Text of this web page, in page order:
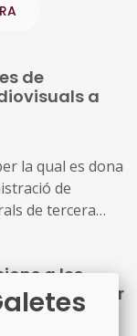
de
a
la qual es dona
de
de tercera
per a la
en català
a les
firals per
firal